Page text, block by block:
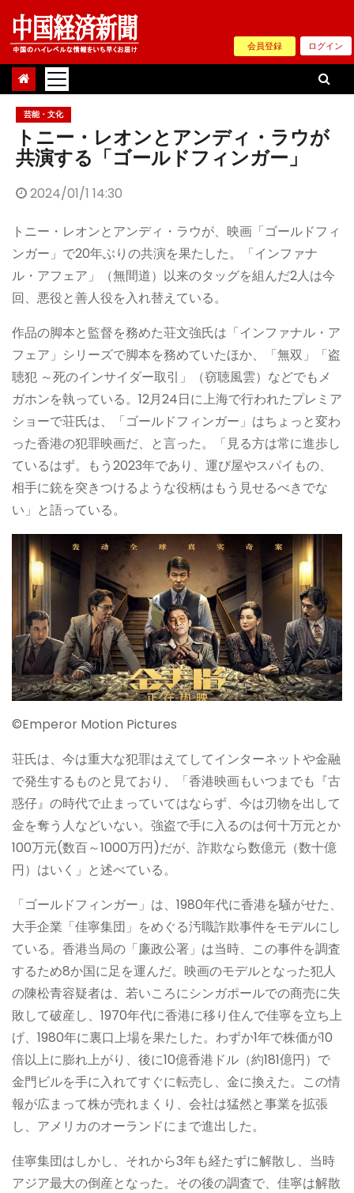
Skip
content
会員登録 ログイン
芸能・文化
トニー・レオンとアンディ・ラウが
共演する「ゴールドフィンガー」
2024/01/1 14:30
トニー・レオンとアンディ・ラウが、映画「ゴールドフィ
ンガー」で20年ぶりの共演を果たした。「インファナ
ル・アフェア」（無間道）以来のタッグを組んだ2人は今
回、悪役と善人役を入れ替えている。
作品の脚本と監督を務めた荘文強氏は「インファナル・ア
フェア」シリーズで脚本を務めていたほか、「無双」「盗
聴犯 ～死のインサイダー取引」（窃聴風雲）などでもメ
ガホンを執っている。12月24日に上海で行われたプレミア
ショーで荘氏は、「ゴールドフィンガー」はちょっと変わ
った香港の犯罪映画だ、と言った。「見る方は常に進歩し
ているはず。もう2023年であり、運び屋やスパイもの、
相手に銃を突きつけるような役柄はもう見せるべきでな
い」と語っている。
©︎Emperor Motion Pictures
荘氏は、今は重大な犯罪はえてしてインターネットや金融
で発生するものと見ており、「香港映画もいつまでも『古
惑仔』の時代で止まっていてはならず、今は刃物を出して
金を奪う人などいない。強盗で手に入るのは何十万元とか
100万元(数百～1000万円)だが、詐欺なら数億元（数十億
円）はいく」と述べている。
「ゴールドフィンガー」は、1980年代に香港を騒がせた、
大手企業「佳寧集団」をめぐる汚職詐欺事件をモデルにし
ている。香港当局の「廉政公署」は当時、この事件を調査
するため8か国に足を運んだ。映画のモデルとなった犯人
の陳松青容疑者は、若いころにシンガポールでの商売に失
敗して破産し、1970年代に香港に移り住んで佳寧を立ち上
げ、1980年に裏口上場を果たした。わずか1年で株価が10
倍以上に膨れ上がり、後に10億香港ドル（約181億円）で
金門ビルを手に入れてすぐに転売し、金に換えた。この情
報が広まって株が売れまくり、会社は猛然と事業を拡張
し、アメリカのオーランドにまで進出した。
佳寧集団はしかし、それから3年も経たずに解散し、当時
アジア最大の倒産となった。その後の調査で、佳寧は解散